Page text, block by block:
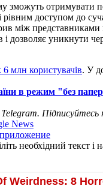
зможуть отримувати
рівним доступом до
між представниками
і дозволяє уникнути
млн користувачів. У
в режим "без
Підписуйтесь
News
необхідний текст